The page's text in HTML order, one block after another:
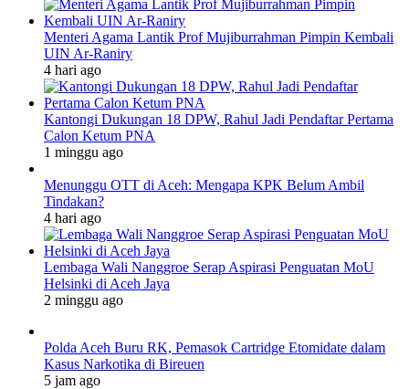
Menteri Agama Lantik Prof Mujiburrahman Pimpin Kembali
UIN Ar-Raniry
4 hari ago
Kantongi Dukungan 18 DPW, Rahul Jadi Pendaftar Pertama
Calon Ketum PNA
1 minggu ago
Menunggu OTT di Aceh: Mengapa KPK Belum Ambil
Tindakan?
4 hari ago
Lembaga Wali Nanggroe Serap Aspirasi Penguatan MoU
Helsinki di Aceh Jaya
2 minggu ago
Polda Aceh Buru RK, Pemasok Cartridge Etomidate dalam
Kasus Narkotika di Bireuen
5 jam ago